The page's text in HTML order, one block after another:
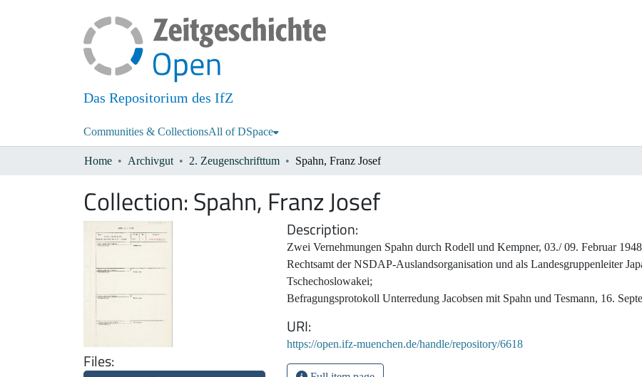
Das Repositorium des IfZ
Communities & CollectionsAll of DSpace
Home Archivgut 2. Zeugenschrifttum Spahn, Franz Josef
Collection:Spahn, Franz Josef
Files
Description
Zwei Vernehmungen Spahn durch Rodell und Kempner, 03./ 09. Februar
Rechtsamt der NSDAP-Auslandsorganisation und als Landesgruppenleiter
Tschechoslowakei;
Befragungsprotokoll Unterredung Jacobsen mit Spahn und Tesmann, 16.
URI
https://open.ifz-muenchen.de/handle/repository/6618